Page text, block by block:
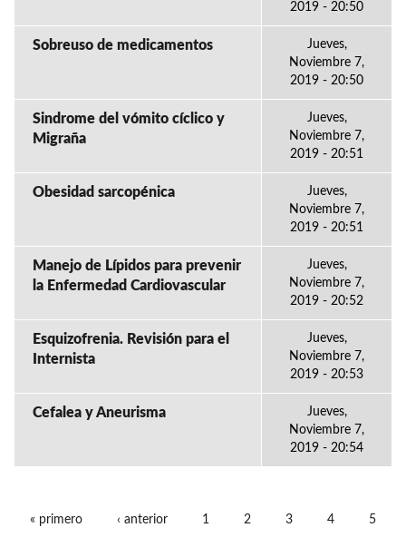
2019 - 20:50
Sobreuso de medicamentos
Jueves,
Noviembre 7,
2019 - 20:50
Sindrome del vómito cíclico y
Migraña
Jueves,
Noviembre 7,
2019 - 20:51
Obesidad sarcopénica
Jueves,
Noviembre 7,
2019 - 20:51
Manejo de Lípidos para prevenir
la Enfermedad Cardiovascular
Jueves,
Noviembre 7,
2019 - 20:52
Esquizofrenia. Revisión para el
Internista
Jueves,
Noviembre 7,
2019 - 20:53
Cefalea y Aneurisma
Jueves,
Noviembre 7,
2019 - 20:54
« primero ‹ anterior 1 2 3 4 5